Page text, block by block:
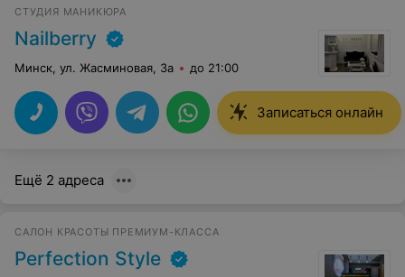
СТУДИЯ МАНИКЮРА
Nailberry
Минск, ул. Жасминовая, 3а до 21:00
Записаться онлайн
Ещё 2 адреса
САЛОН КРАСОТЫ ПРЕМИУМ-КЛАССА
Perfection Style